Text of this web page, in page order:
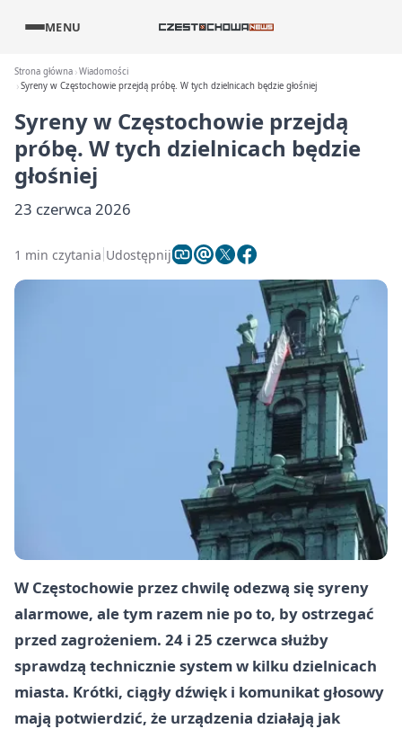
MENU
Strona główna Wiadomości
Syreny w Częstochowie przejdą próbę. W tych dzielnicach będzie głośniej
Syreny w Częstochowie przejdą
próbę. W tych dzielnicach będzie
głośniej
23 czerwca 2026
1 min czytania Udostępnij
W Częstochowie przez chwilę odezwą się syreny
alarmowe, ale tym razem nie po to, by ostrzegać
przed zagrożeniem. 24 i 25 czerwca służby
sprawdzą technicznie system w kilku dzielnicach
miasta. Krótki, ciągły dźwięk i komunikat głosowy
mają potwierdzić, że urządzenia działają jak